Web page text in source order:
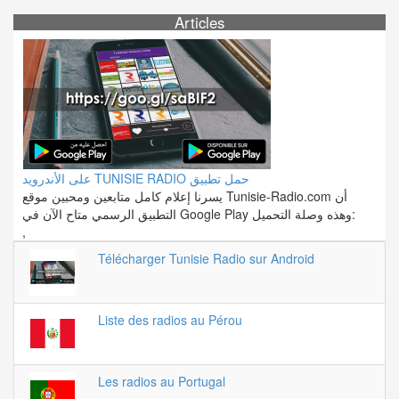
Articles
على الأندرويد TUNISIE RADIO حمل تطبيق
يسرنا إعلام كامل متابعين ومحبين موقع Tunisie-Radio.com أن
التطبيق الرسمي متاح الآن في Google Play وهذه وصلة التحميل:
,
Télécharger Tunisie Radio sur Android
Liste des radios au Pérou
Les radios au Portugal